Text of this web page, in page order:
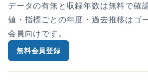
データの有無と収録年数は無料で確
値・指標ごとの年度・過去推移はゴ
会員向けです。
無料会員登録